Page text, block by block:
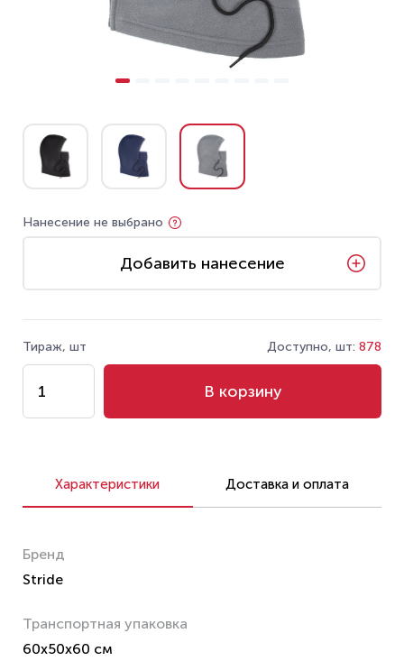
Нанесение не выбрано
Добавить нанесение
Тираж, шт Доступно, шт: 878
В корзину
Характеристики Доставка и оплата
Бренд
Stride
Транспортная упаковка
60x50x60 см